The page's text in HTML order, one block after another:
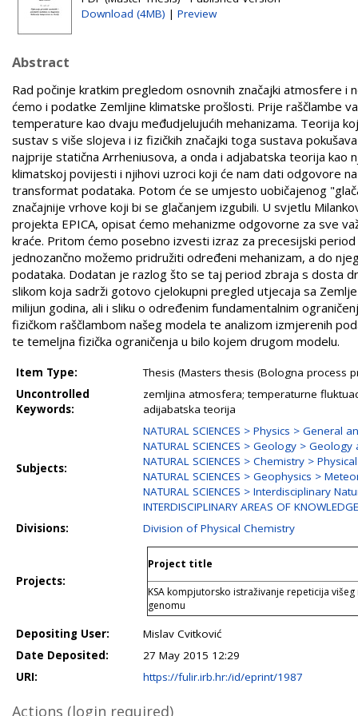
Download (4MB) | Preview
Abstract
Rad počinje kratkim pregledom osnovnih značajki atmosfere
ćemo i podatke Zemljine klimatske prošlosti. Prije raščlambe
temperature kao dvaju međudjelujućih mehanizama. Teorija
sustav s više slojeva i iz fizičkih značajki toga sustava
najprije statična Arrheniusova, a onda i adjabatska teorija
klimatskoj povijesti i njihovi uzroci koji će nam dati odgovore
transformat podataka. Potom će se umjesto uobičajenog
značajnije vrhove koji bi se glačanjem izgubili. U svjetlu
projekta EPICA, opisat ćemo mehanizme odgovorne za sve
kraće. Pritom ćemo posebno izvesti izraz za precesijski
jednozančno možemo pridružiti određeni mehanizam, a do
podataka. Dodatan je razlog što se taj period zbraja s dosta
slikom koja sadrži gotovo cjelokupni pregled utjecaja sa
milijun godina, ali i sliku o određenim fundamentalnim
fizičkom raščlambom našeg modela te analizom izmjerenih
te temeljna fizička ograničenja u bilo kojem drugom modelu.
Item Type:
Thesis (Masters thesis (Bologna process
Uncontrolled
Keywords:
zemljina atmosfera; temperaturne
adijabatska teorija
Subjects:
NATURAL SCIENCES > Physics > General
NATURAL SCIENCES > Geology >
NATURAL SCIENCES > Chemistry >
NATURAL SCIENCES > Geophysics >
NATURAL SCIENCES > Interdisciplinary
INTERDISCIPLINARY AREAS OF
Divisions:
Division of Physical Chemistry
Projects:
Project title
KSA kompjutorsko istraživanje repeticija
genomu
Depositing User:
Mislav Cvitković
Date Deposited:
27 May 2015 12:29
URI:
https://fulir.irb.hr:/id/eprint/1987
Actions (login required)